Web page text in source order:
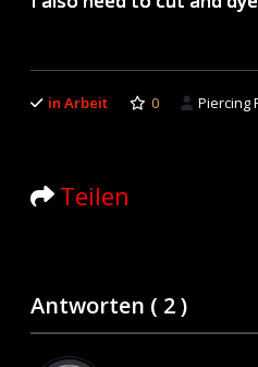
in Arbeit 0 Piercing
Teilen
Antworten ( 2)